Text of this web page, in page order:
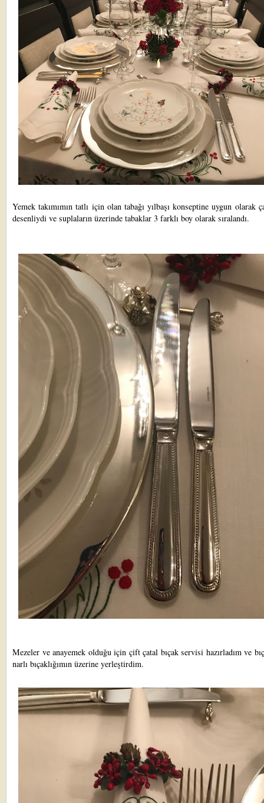
Yemek takımımın tatlı için olan tabağı yılbaşı konseptine uygun olarak
desenliydi ve suplaların üzerinde tabaklar 3 farklı boy olarak sıralandı.
Mezeler ve anayemek olduğu için çift çatal bıçak servisi hazırladım ve
narlı bıçaklığımın üzerine yerleştirdim.